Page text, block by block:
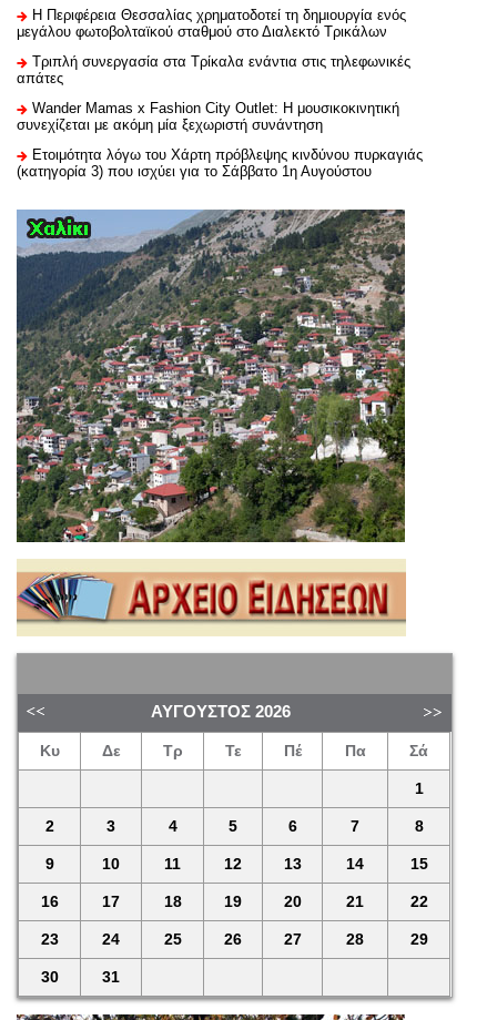
H Περιφέρεια Θεσσαλίας χρηματοδοτεί τη δημιουργία ενός
μεγάλου φωτοβολταϊκού σταθμού στο Διαλεκτό Τρικάλων
Τριπλή συνεργασία στα Τρίκαλα ενάντια στις τηλεφωνικές
απάτες
Wander Mamas x Fashion City Outlet: Η μουσικοκινητική
συνεχίζεται με ακόμη μία ξεχωριστή συνάντηση
Ετοιμότητα λόγω του Χάρτη πρόβλεψης κινδύνου πυρκαγιάς
(κατηγορία 3) που ισχύει για το Σάββατο 1η Αυγούστου
ΑΎΓΟΥΣΤΟΣ 2026
Κυ Δε Τρ Τε Πέ Πα Σά
1
2 3 4 5 6 7 8
9 10 11 12 13 14 15
16 17 18 19 20 21 22
23 24 25 26 27 28 29
30 31